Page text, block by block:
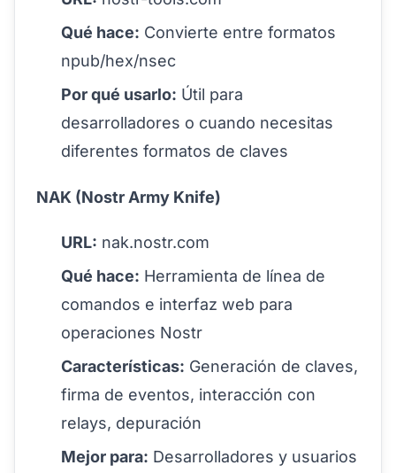
Qué hace: Convierte entre formatos
npub/hex/nsec
Por qué usarlo: Útil para
desarrolladores o cuando necesitas
diferentes formatos de claves
NAK (Nostr Army Knife)
URL: nak.nostr.com
Qué hace: Herramienta de línea de
comandos e interfaz web para
operaciones Nostr
Características: Generación de claves,
firma de eventos, interacción con
relays, depuración
Mejor para: Desarrolladores y usuarios